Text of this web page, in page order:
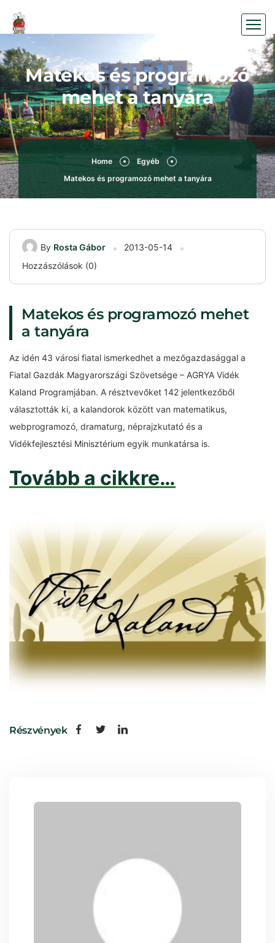
Matekos és programozó
mehet a tanyára
Home
Egyéb
Matekos és programozó mehet a tanyára
By Rosta Gábor
2013-05-14
Hozzászólások (0)
Matekos és programozó mehet
a tanyára
Az idén 43 városi fiatal ismerkedhet a mezőgazdasággal a
Fiatal Gazdák Magyarországi Szövetsége – AGRYA Vidék
Kaland Programjában. A résztvevőket 142 jelentkezőből
választották ki, a kalandorok között van matematikus,
webprogramozó, dramaturg, néprajzkutató és a
Vidékfejlesztési Minisztérium egyik munkatársa is.
Tovább a cikkre…
Részvények